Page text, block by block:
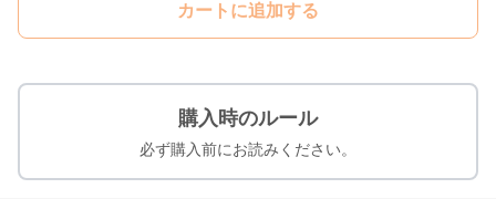
カートに追加する
購入時のルール
必ず購入前にお読みください。